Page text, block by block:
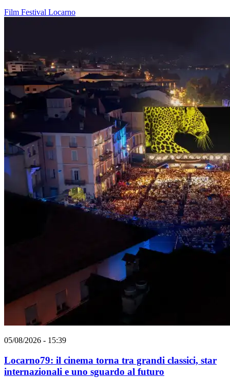
Film Festival Locarno
05/08/2026 - 15:39
Locarno79: il cinema torna tra grandi classici, star
internazionali e uno sguardo al futuro